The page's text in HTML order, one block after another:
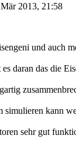
2013, 21:58
und auch
daran das die
simulieren kann
sehr gut